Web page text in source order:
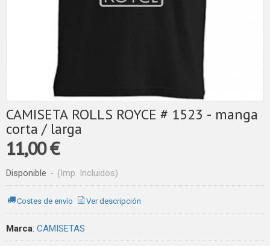
CAMISETA ROLLS ROYCE # 1523 - manga
corta / larga
11,00 €
Disponible - (Imp. Incluidos)
Costes de envío Ver descripción
Marca: CAMISETAS